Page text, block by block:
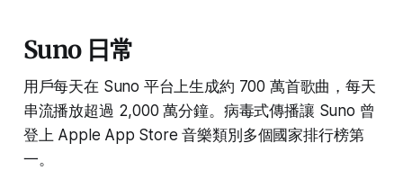
Suno 日常
用戶每天在 Suno 平台上生成約 700 萬首歌曲，每天
串流播放超過 2,000 萬分鐘。病毒式傳播讓 Suno 曾
登上 Apple App Store 音樂類別多個國家排行榜第
一。